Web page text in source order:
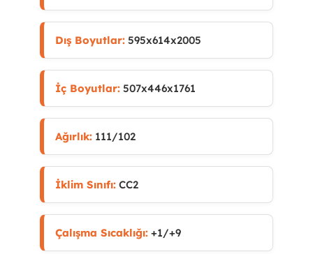
Dış Boyutlar:595x614x2005
İç Boyutlar:507x446x1761
Ağırlık:111/102
İklim Sınıfı:CC2
Çalışma Sıcaklığı:+1/+9